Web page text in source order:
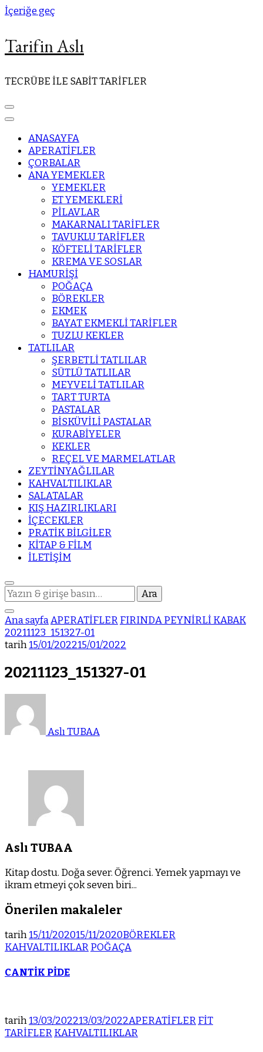
İçeriğe geç
Tarifin Aslı
TECRÜBE İLE SABİT TARİFLER
ANASAYFA
APERATİFLER
ÇORBALAR
ANA YEMEKLER
YEMEKLER
ET YEMEKLERİ
PİLAVLAR
MAKARNALI TARİFLER
TAVUKLU TARİFLER
KÖFTELİ TARİFLER
KREMA VE SOSLAR
HAMURİŞİ
POĞAÇA
BÖREKLER
EKMEK
BAYAT EKMEKLİ TARİFLER
TUZLU KEKLER
TATLILAR
ŞERBETLİ TATLILAR
SÜTLÜ TATLILAR
MEYVELİ TATLILAR
TART TURTA
PASTALAR
BİSKÜVİLİ PASTALAR
KURABİYELER
KEKLER
REÇEL VE MARMELATLAR
ZEYTİNYAĞLILAR
KAHVALTILIKLAR
SALATALAR
KIŞ HAZIRLIKLARI
İÇECEKLER
PRATİK BİLGİLER
KİTAP & FİLM
İLETİŞİM
Bir
şey
mi
arıyorsunuz?
Ana sayfaAPERATİFLERFIRINDA PEYNİRLİ KABAK
20211123_151327-01
tarih15/01/202215/01/2022
20211123_151327-01
Aslı TUBAA
Aslı TUBAA
Kitap dostu. Doğa sever. Öğrenci. Yemek yapmayı ve
ikram etmeyi çok seven biri...
Önerilen makaleler
tarih15/11/202015/11/2020BÖREKLER
KAHVALTILIKLARPOĞAÇA
CANTİK PİDE
tarih13/03/202213/03/2022APERATİFLERFİT
TARİFLERKAHVALTILIKLAR